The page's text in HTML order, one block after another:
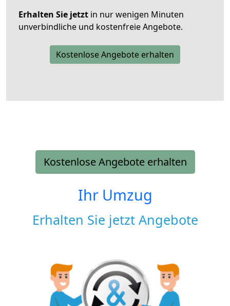
Erhalten Sie jetzt in nur wenigen Minuten
unverbindliche und kostenfreie Angebote.
Kostenlose Angebote erhalten
Kostenlose Angebote erhalten
Ihr Umzug
Erhalten Sie jetzt Angebote